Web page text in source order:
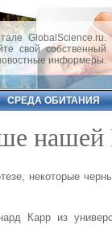
GlobalScience.ru.
свой собственный
информеры.
СРЕДА ОБИТАНИЯ
нашей
некоторые
Карр из